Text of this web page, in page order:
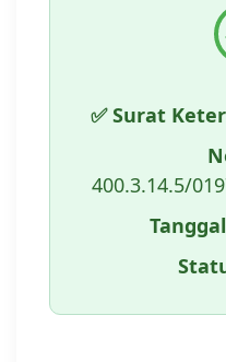
✅ Surat
400.3.14.5/